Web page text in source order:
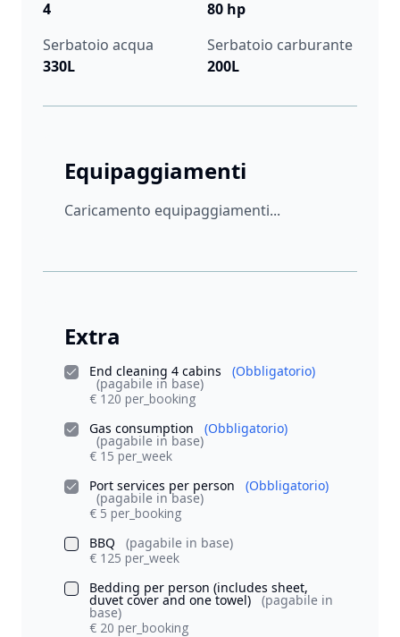
4
80 hp
Serbatoio acqua
330L
Serbatoio carburante
200L
Equipaggiamenti
Caricamento equipaggiamenti...
Extra
End cleaning 4 cabins (Obbligatorio)
(pagabile in base)
€ 120 per_booking
Gas consumption
(Obbligatorio)
(pagabile in base)
€ 15 per_week
Port services per person
(Obbligatorio)
(pagabile in base)
€ 5 per_booking
BBQ
(pagabile in base)
€ 125 per_week
Bedding per person (includes sheet,
duvet cover and one towel) (pagabile in
base)
€ 20 per_booking